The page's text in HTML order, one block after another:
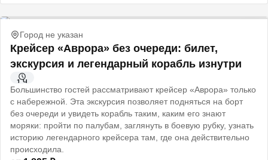
Город не указан
Крейсер «Аврора» без очереди: билет,
экскурсия и легендарный корабль изнутри
1 Ч
Большинство гостей рассматривают крейсер «Аврора» только
с набережной. Эта экскурсия позволяет подняться на борт
без очереди и увидеть корабль таким, каким его знают
моряки: пройти по палубам, заглянуть в боевую рубку, узнать
историю легендарного крейсера там, где она действительно
происходила.